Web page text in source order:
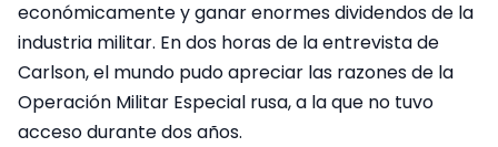
económicamente y ganar enormes dividendos de la
industria militar. En dos horas de la entrevista de
Carlson, el mundo pudo apreciar las razones de la
Operación Militar Especial rusa, a la que no tuvo
acceso durante dos años.